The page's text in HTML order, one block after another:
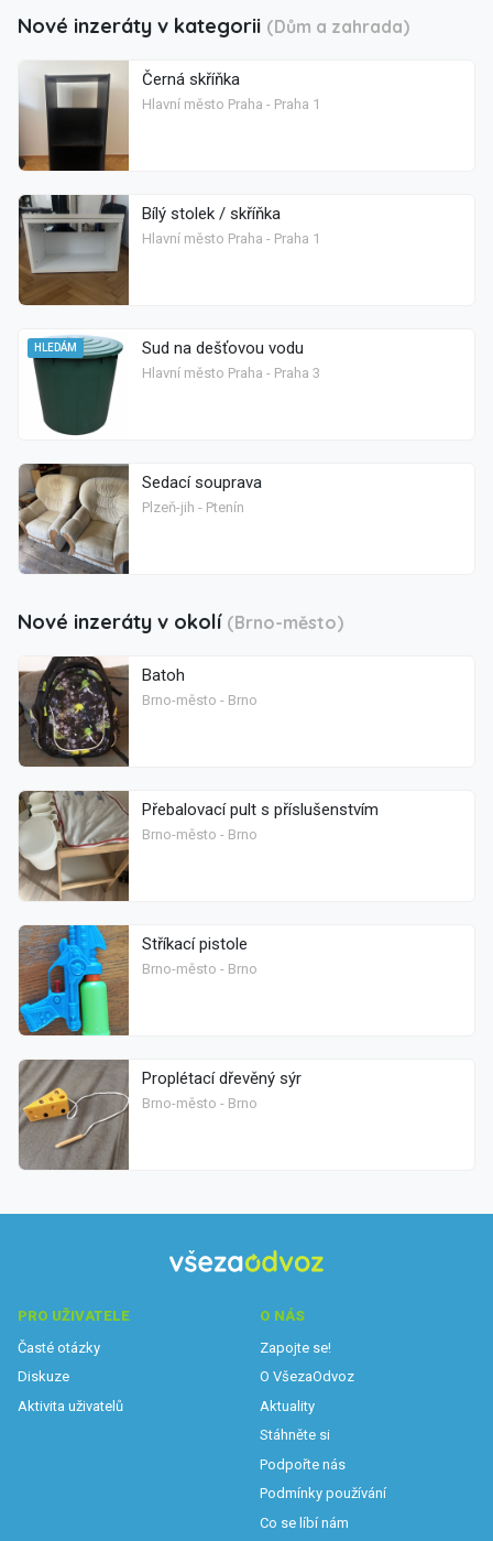
Nové inzeráty v kategorii (Dům a zahrada)
Černá skříňka
Hlavní město Praha - Praha 1
Bílý stolek / skříňka
Hlavní město Praha - Praha 1
HLEDÁM Sud na dešťovou vodu
Hlavní město Praha - Praha 3
Sedací souprava
Plzeň-jih - Ptenín
Nové inzeráty v okolí (Brno-město)
Batoh
Brno-město - Brno
Přebalovací pult s příslušenstvím
Brno-město - Brno
Stříkací pistole
Brno-město - Brno
Proplétací dřevěný sýr
Brno-město - Brno
PRO UŽIVATELE
Časté otázky
Diskuze
Aktivita uživatelů
O NÁS
Zapojte se!
O VšezaOdvoz
Aktuality
Stáhněte si
Podpořte nás
Podmínky používání
Co se líbí nám